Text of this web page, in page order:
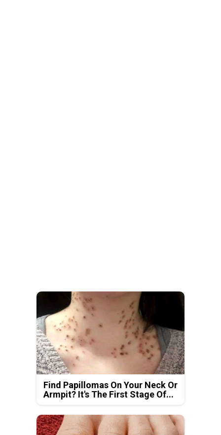
Find Papillomas On Your Neck Or
Armpit? It's The First Stage Of...